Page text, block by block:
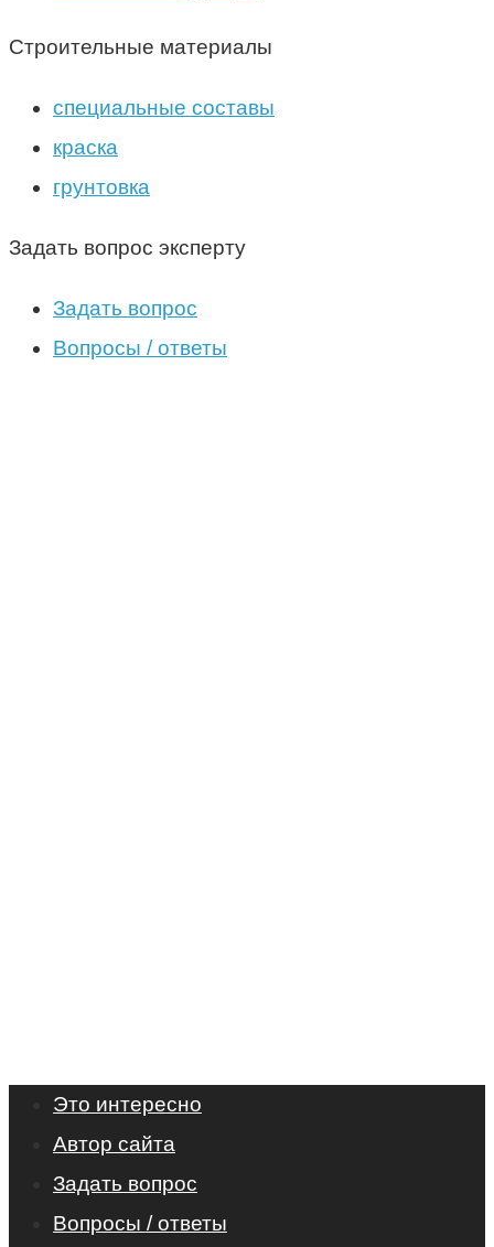
Строительные материалы
специальные составы
краска
грунтовка
Задать вопрос эксперту
Задать вопрос
Вопросы / ответы
Это интересно
Автор сайта
Задать вопрос
Вопросы / ответы